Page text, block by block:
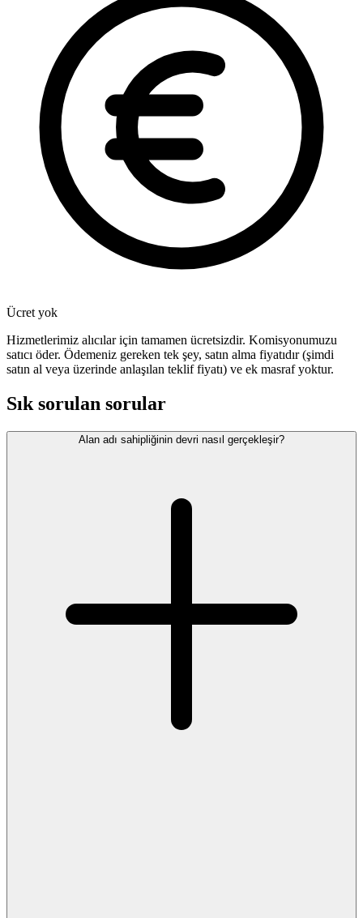
Ücret yok
Hizmetlerimiz alıcılar için tamamen ücretsizdir. Komisyonumuzu
satıcı öder. Ödemeniz gereken tek şey, satın alma fiyatıdır (şimdi
satın al veya üzerinde anlaşılan teklif fiyatı) ve ek masraf yoktur.
Sık sorulan sorular
Alan adı sahipliğinin devri nasıl gerçekleşir?